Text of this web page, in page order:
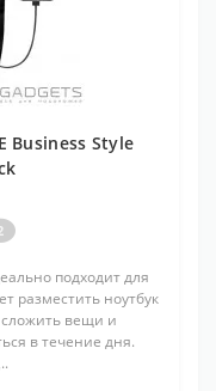
Business Style
подходит для
разместить ноутбук
сложить вещи и
в течение дня.